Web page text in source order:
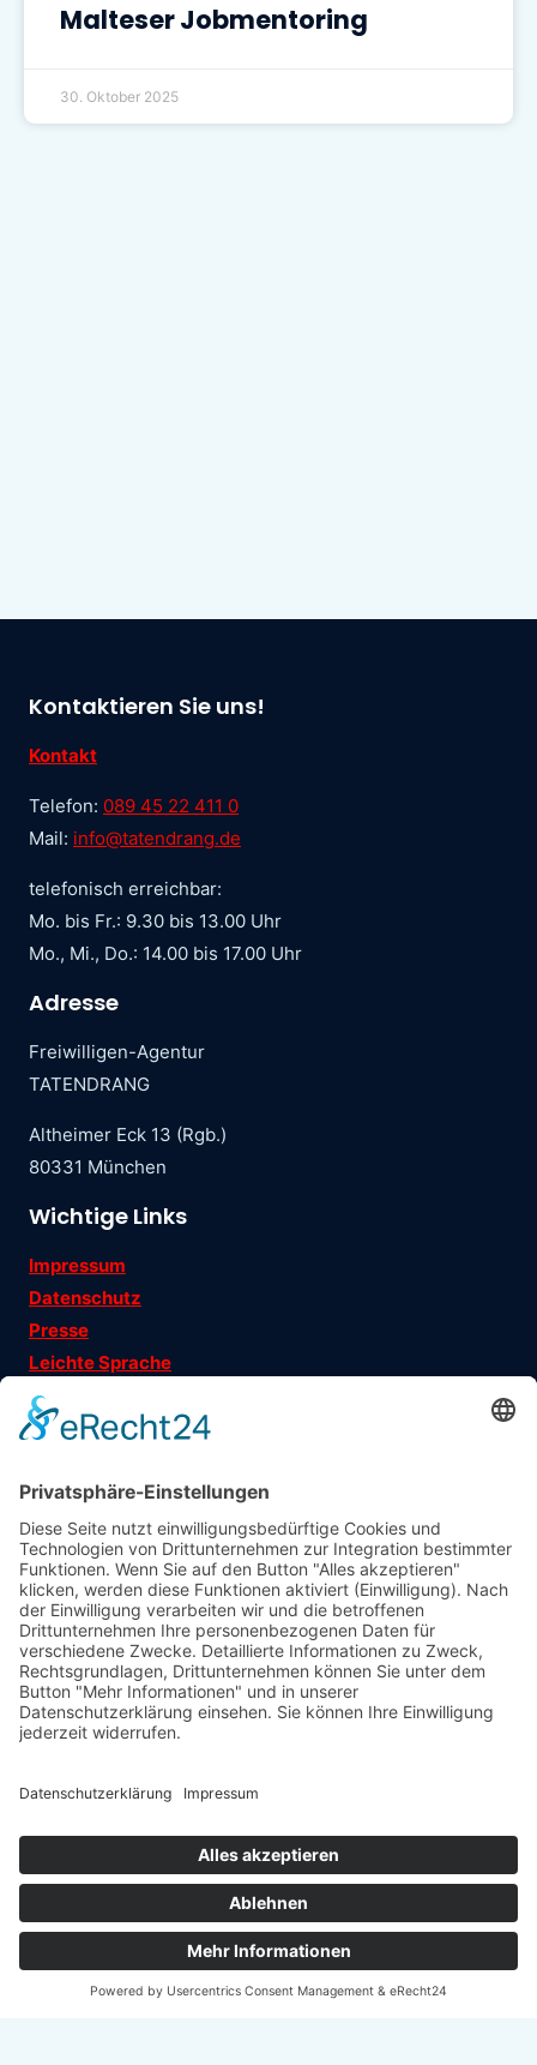
Malteser Jobmentoring
30. Oktober 2025
Kontaktieren Sie uns!
Kontakt
Telefon: 089 45 22 411 0
Mail: info@tatendrang.de
telefonisch erreichbar:
Mo. bis Fr.: 9.30 bis 13.00 Uhr
Mo., Mi., Do.: 14.00 bis 17.00 Uhr
Adresse
Freiwilligen-Agentur
TATENDRANG
Altheimer Eck 13 (Rgb.)
80331 München
Wichtige Links
Impressum
Datenschutz
Presse
Leichte Sprache
Ehrenamtsgeschichten
Folgen Sie uns auf
Träger: Verein für Fraueninteressen e.V.
Förderung: Landeshauptstadt München, Sozialreferat
Abonniere jetzt
unseren Newsletter!
Informiert bleiben
© 2026 - TATENDRANG Freiwilligen-Agentur